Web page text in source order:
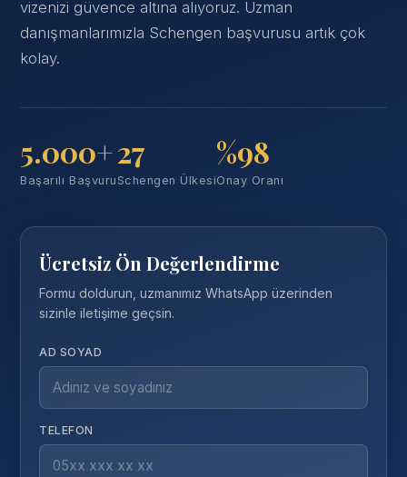
vizenizi güvence altına alıyoruz. Uzman
danışmanlarımızla Schengen başvurusu artık çok
kolay.
5.000+
Başarılı Başvuru
27
Schengen Ülkesi
%98
Onay Oranı
Ücretsiz Ön Değerlendirme
Formu doldurun, uzmanımız WhatsApp üzerinden
sizinle iletişime geçsin.
AD SOYAD
TELEFON